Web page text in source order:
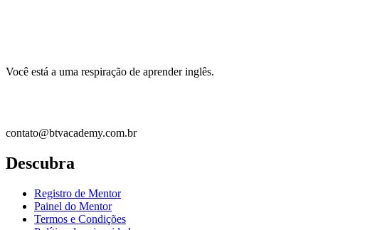
Você está a uma respiração de aprender inglês.
contato@btvacademy.com.br
Descubra
Registro de Mentor
Painel do Mentor
Termos e Condições